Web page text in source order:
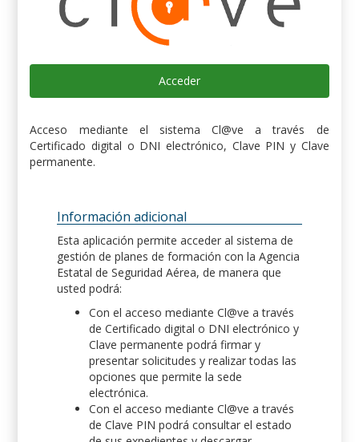
Acceder
Acceso mediante el sistema Cl@ve a través de
Certificado digital o DNI electrónico, Clave PIN y Clave
permanente.
Información adicional
Esta aplicación permite acceder al sistema de
gestión de planes de formación con la Agencia
Estatal de Seguridad Aérea, de manera que
usted podrá:
Con el acceso mediante Cl@ve a través
de Certificado digital o DNI electrónico y
Clave permanente podrá firmar y
presentar solicitudes y realizar todas las
opciones que permite la sede
electrónica.
Con el acceso mediante Cl@ve a través
de Clave PIN podrá consultar el estado